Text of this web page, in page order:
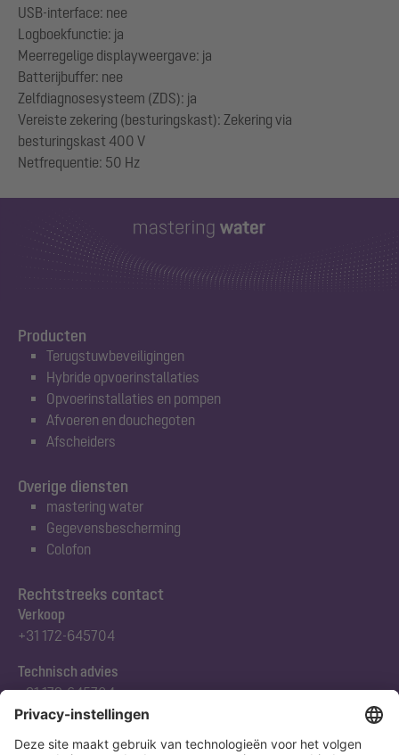
USB-interface: nee
Logboekfunctie: ja
Meerregelige displayweergave: ja
Batterijbuffer: nee
Zelfdiagnosesysteem (ZDS): ja
Vereiste zekering (besturingskast): Zekering via
besturingskast 400 V
Producten
Terugstuwbeveiligingen
Hybride opvoerinstallaties
Opvoerinstallaties en pompen
Afvoeren en douchegoten
Afscheiders
Rechtstreeks contact
Verkoop
+31 172-645704
Technisch advies
+31 172-645704
Overige diensten
mastering water
Gegevensbescherming
Colofon